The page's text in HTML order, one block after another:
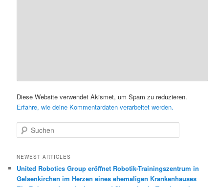
Diese Website verwendet Akismet, um Spam zu reduzieren.
Erfahre, wie deine Kommentardaten verarbeitet werden.
u
h
n
NEWEST ARTICLES
United Robotics Group eröffnet Robotik-Trainingszentrum in
Gelsenkirchen im Herzen eines ehemaligen Krankenhauses